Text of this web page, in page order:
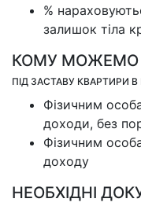
%
залишок тіла
КОМУ МОЖЕМО
ПІД ЗАСТАВУ КВАРТИРИ В
Фізичним
доходи, без
Фізичним
доходу
НЕОБХІДНІ